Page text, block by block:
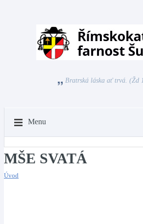
Bratrská láska ať trvá. (Žd
Menu
MŠE SVATÁ
Úvod